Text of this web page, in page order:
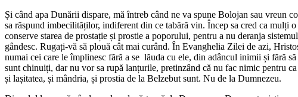
Și când apa Dunării dispare, mă întreb când ne va spune Bolojan sau vreun
sa răspund imbecilităților, indiferent din ce tabără vin. Încep sa cred ca mulți
conserve starea de prostație și prostie a poporului, pentru a nu deranja
gândesc. Rugați-vă să plouă cât mai curând. În Evanghelia Zilei de azi,
numai cei care le împlinesc fără a se lăuda cu ele, din adâncul inimii și fără
sunt chinuiți, dar nu vor sa rupă lanțurile, pretinzând că nu fac nimic pentru
și lașitatea, și mândria, și prostia de la Belzebut sunt. Nu de la Dumnezeu.